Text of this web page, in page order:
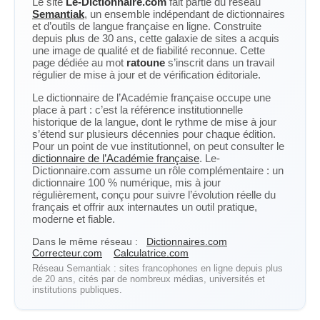
Semantiak, un ensemble indépendant de dictionnaires
et d’outils de langue française en ligne. Construite
depuis plus de 30 ans, cette galaxie de sites a acquis
une image de qualité et de fiabilité reconnue. Cette
page dédiée au mot ratoune s’inscrit dans un travail
régulier de mise à jour et de vérification éditoriale.
Le dictionnaire de l’Académie française occupe une
place à part : c’est la référence institutionnelle
historique de la langue, dont le rythme de mise à jour
s’étend sur plusieurs décennies pour chaque édition.
Pour un point de vue institutionnel, on peut consulter le
dictionnaire de l’Académie française. Le-
Dictionnaire.com assume un rôle complémentaire : un
dictionnaire 100 % numérique, mis à jour
régulièrement, conçu pour suivre l’évolution réelle du
français et offrir aux internautes un outil pratique,
moderne et fiable.
Dans le même réseau :
Dictionnaires.com
Correcteur.com
Calculatrice.com
Réseau Semantiak : sites francophones en ligne depuis plus
de 20 ans, cités par de nombreux médias, universités et
institutions publiques.